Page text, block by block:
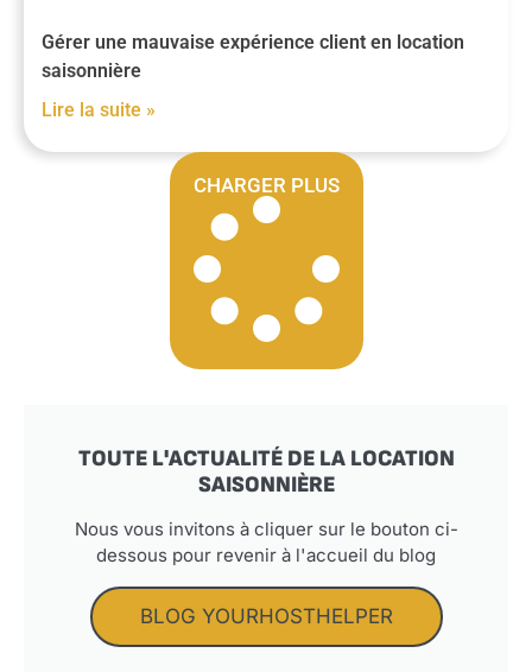
Gérer une mauvaise expérience client en location
saisonnière
Lire la suite »
CHARGER PLUS
TOUTE L'ACTUALITÉ DE LA LOCATION
SAISONNIÈRE
Nous vous invitons à cliquer sur le bouton ci-
dessous pour revenir à l'accueil du blog
BLOG YOURHOSTHELPER